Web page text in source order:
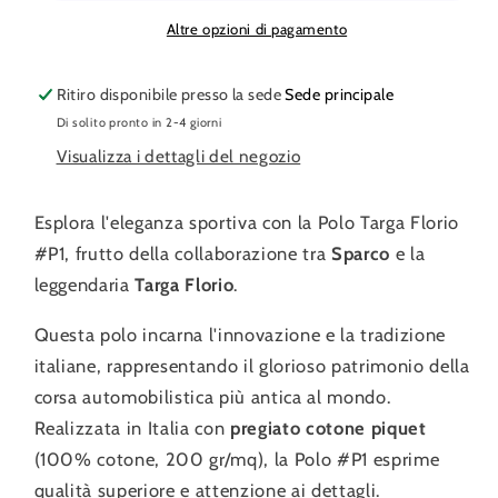
Altre opzioni di pagamento
Ritiro disponibile presso la sedeSede principale
Di solito pronto in 2-4 giorni
Visualizza i dettagli del negozio
Esplora l'eleganza sportiva con la Polo Targa Florio
#P1, frutto della collaborazione tra Sparco e la
leggendariaTarga Florio.
Questa polo incarna l'innovazione e la tradizione
italiane, rappresentando il glorioso patrimonio della
corsa automobilistica più antica al mondo.
Realizzata in Italia con pregiato cotone piquet
(100% cotone, 200 gr/mq), la Polo #P1 esprime
qualità superiore e attenzione ai dettagli.